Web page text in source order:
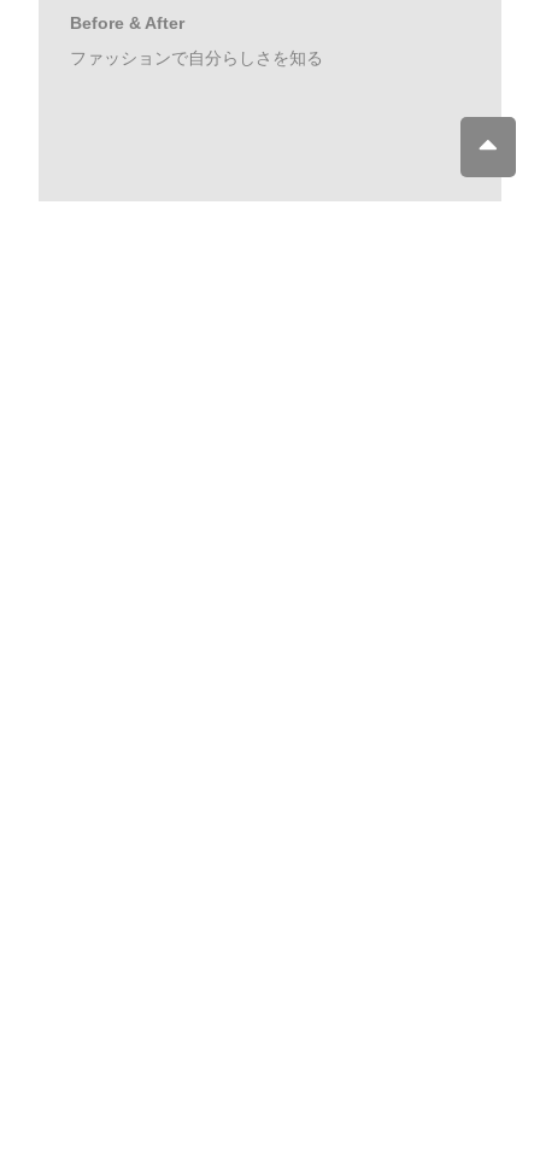
Before & After
ファッションで自分らしさを知る